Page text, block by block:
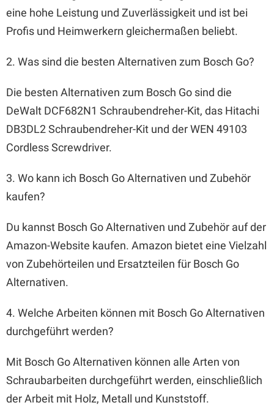
eine hohe Leistung und Zuverlässigkeit und ist bei
Profis und Heimwerkern gleichermaßen beliebt.
2. Was sind die besten Alternativen zum Bosch Go?
Die besten Alternativen zum Bosch Go sind die
DeWalt DCF682N1 Schraubendreher-Kit, das Hitachi
DB3DL2 Schraubendreher-Kit und der WEN 49103
Cordless Screwdriver.
3. Wo kann ich Bosch Go Alternativen und Zubehör
kaufen?
Du kannst Bosch Go Alternativen und Zubehör auf der
Amazon-Website kaufen. Amazon bietet eine Vielzahl
von Zubehörteilen und Ersatzteilen für Bosch Go
Alternativen.
4. Welche Arbeiten können mit Bosch Go Alternativen
durchgeführt werden?
Mit Bosch Go Alternativen können alle Arten von
Schraubarbeiten durchgeführt werden, einschließlich
der Arbeit mit Holz, Metall und Kunststoff.